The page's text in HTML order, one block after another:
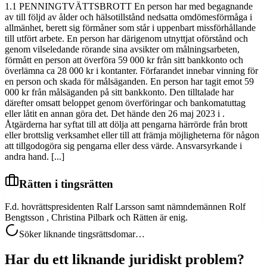
1.1 PENNINGTVÄTTSBROTT En person har med begagnande
av till följd av ålder och hälsotillstånd nedsatta omdömesförmåga i
allmänhet, berett sig förmåner som står i uppenbart missförhållande
till utfört arbete. En person har därigenom utnyttjat oförstånd och
genom vilseledande rörande sina avsikter om målningsarbeten,
förmått en person att överföra 59 000 kr från sitt bankkonto och
överlämna ca 28 000 kr i kontanter. Förfarandet innebar vinning för
en person och skada för målsäganden. En person har tagit emot 59
000 kr från målsäganden på sitt bankkonto. Den tilltalade har
därefter omsatt beloppet genom överföringar och bankomatuttag
eller låtit en annan göra det. Det hände den 26 maj 2023 i .
Åtgärderna har syftat till att dölja att pengarna härrörde från brott
eller brottslig verksamhet eller till att främja möjligheterna för någon
att tillgodogöra sig pengarna eller dess värde. Ansvarsyrkande i
andra hand. [...]
Rätten i tingsrätten
F.d. hovrättspresidenten Ralf Larsson samt nämndemännen Rolf
Bengtsson , Christina Pilbark och Rätten är enig.
Söker liknande tingsrättsdomar…
Har du ett liknande juridiskt problem?